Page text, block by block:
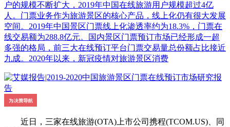
户的规模不断扩大，2019年中国在线旅游用户规模超过4亿
人。门票业务作为旅游景区的核心产品，线上化仍有很大发展
空间。2019年中国景区门票线上化渗透率约为18.3%，门票在
线交易额为288.8亿元。国内景区门票预订市场已经形成一超
多强的格局，前三大在线预订平台门票交易量总份额占比接近
九成。2020年以来，新冠疫情对旅游景区消费
近日，三家在线旅游(OTA)上市公司携程(TCOM.US)、同